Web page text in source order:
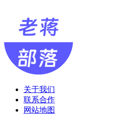
关于我们
联系合作
网站地图